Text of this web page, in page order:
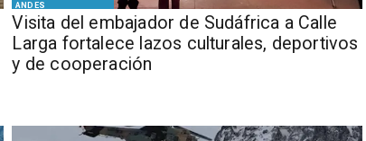
ANDES
​Visita del embajador de Sudáfrica a Calle
Larga fortalece lazos culturales, deportivos
y de cooperación